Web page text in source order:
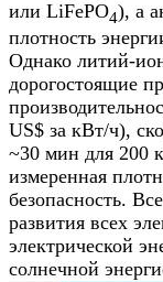
или LiFePO4), а
плотность
Однако литий-
дорогостоящие
US$ за кВт/ч),
~30 мин для 200
измеренная
безопасность.
развития всех
электрической
солнечной